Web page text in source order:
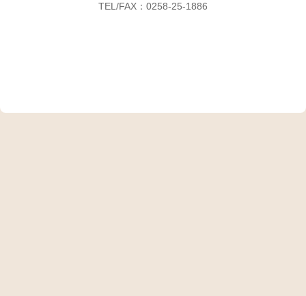
TEL/FAX：0258-25-1886